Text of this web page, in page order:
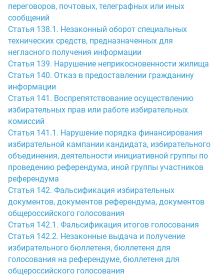
переговоров, почтовых, телеграфных или иных
сообщений
Статья 138.1. Незаконный оборот специальных
технических средств, предназначенных для
негласного получения информации
Статья 139. Нарушение неприкосновенности жилища
Статья 140. Отказ в предоставлении гражданину
информации
Статья 141. Воспрепятствование осуществлению
избирательных прав или работе избирательных
комиссий
Статья 141.1. Нарушение порядка финансирования
избирательной кампании кандидата, избирательного
объединения, деятельности инициативной группы по
проведению референдума, иной группы участников
референдума
Статья 142. Фальсификация избирательных
документов, документов референдума, документов
общероссийского голосования
Статья 142.1. Фальсификация итогов голосования
Статья 142.2. Незаконные выдача и получение
избирательного бюллетеня, бюллетеня для
голосования на референдуме, бюллетеня для
общероссийского голосования